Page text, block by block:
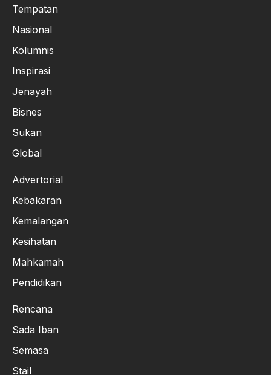
Tempatan
Nasional
Kolumnis
Inspirasi
Jenayah
Bisnes
Sukan
Global
Advertorial
Kebakaran
Kemalangan
Kesihatan
Mahkamah
Pendidikan
Rencana
Sada Iban
Semasa
Stail